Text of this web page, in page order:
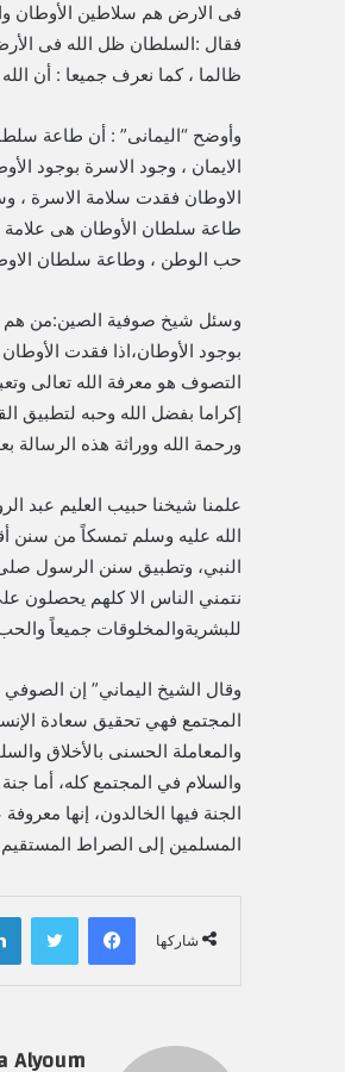
فى الارض هم سلاطين الأوطان
فقال :السلطان ظل الله فى
ظالما ، كما نعرف جميعا : أن
وأوضح “اليمانى” : أن طاعة
الايمان ، وجود الاسرة بوجود
الاوطان فقدت سلامة الاسرة ،
طاعة سلطان الأوطان هى علامة
حب الوطن ، وطاعة سلطان
وسئل شيخ صوفية الصين:من هم
بوجود الأوطان،اذا فقدت
التصوف هو معرفة الله تعالى
إكراما بفضل الله وحبه لتطبيق
ورحمة الله ووراثة هذه
‏علمنا شيخنا حبيب العليم عبد
الله عليه وسلم تمسكاً من سنن
النبي، وتطبيق سنن الرسول صلى
نتمني الناس الا كلهم يحصلون
للبشريةوالمخلوقات جميعاً
وقال الشيخ اليماني” إن الصوفي
المجتمع فهي تحقيق سعادة
والمعاملة الحسنى بالأخلاق
والسلام في المجتمع كله، أما
الجنة فيها الخالدون، إنها
المسلمين إلى الصراط
شاركها
فيسبوك
Alyoum